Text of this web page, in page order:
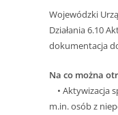
Wojewódzki
Działania 6.10
dokumentacja
Na co można
• Aktywizacja
m.in. osób z